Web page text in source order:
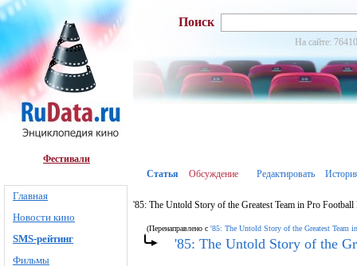
Фестивали
Главная
Новости кино
SMS-рейтинг
Фильмы
Поиск
На сайте:
Статья Обсуждение Редактировать
'85: The Untold Story of the Greatest Team in Pro
(Перенаправлено с '85: The Untold Story of the Greatest Team
'85: The Untold Story of the